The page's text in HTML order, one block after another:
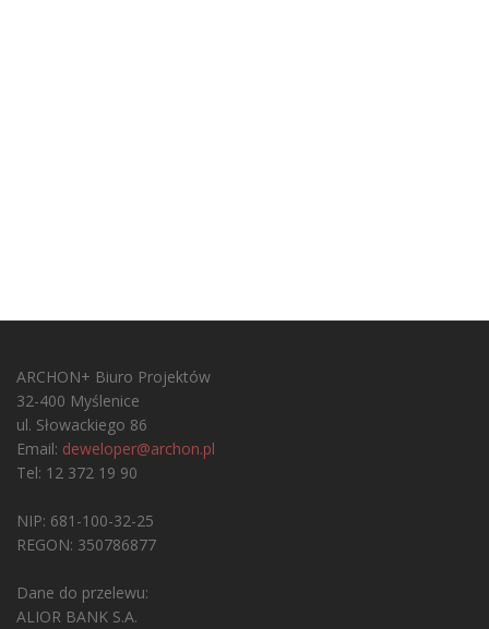
ARCHON+ Biuro Projektów
32-400 Myślenice
ul. Słowackiego 86
Email: deweloper@archon.pl
Tel: 12 372 19 90
NIP: 681-100-32-25
REGON: 350786877
Dane do przelewu:
ALIOR BANK S.A.